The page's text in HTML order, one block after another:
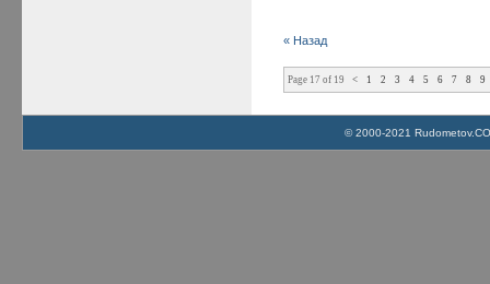
« Назад
Page 17 of 19 < 1 2 3 4 5 6 7 8 9
© 2000-2021